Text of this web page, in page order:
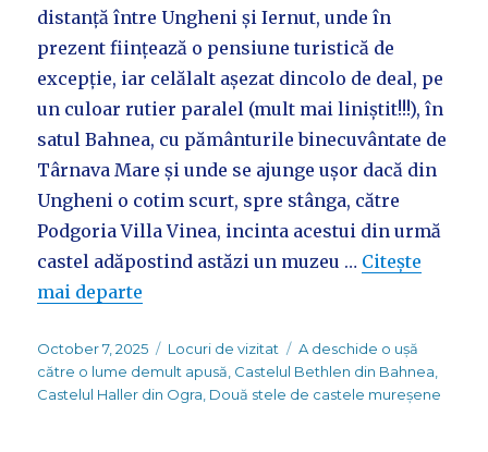
distanță între Ungheni și Iernut, unde în
prezent ființează o pensiune turistică de
excepție, iar celălalt așezat dincolo de deal, pe
un culoar rutier paralel (mult mai liniștit!!!), în
satul Bahnea, cu pământurile binecuvântate de
Târnava Mare și unde se ajunge ușor dacă din
Ungheni o cotim scurt, spre stânga, către
Podgoria Villa Vinea, incinta acestui din urmă
castel adăpostind astăzi un muzeu … Citește
mai departe
Posted
on
October 7, 2025 Categories
Locuri de vizitat Tags
A deschide o ușă
către o lume demult apusă Castelul Bethlen din Bahnea
Castelul Haller din Ogra Două stele de castele mureșene